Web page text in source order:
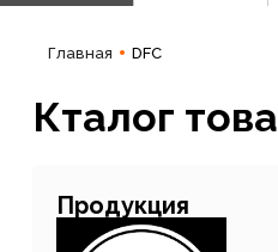
Главная DFC
Кталог
Продукция